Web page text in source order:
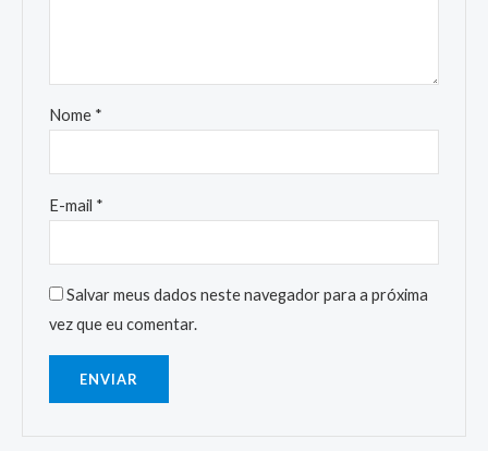
Nome *
E-mail *
Salvar meus dados neste navegador para a próxima
vez que eu comentar.